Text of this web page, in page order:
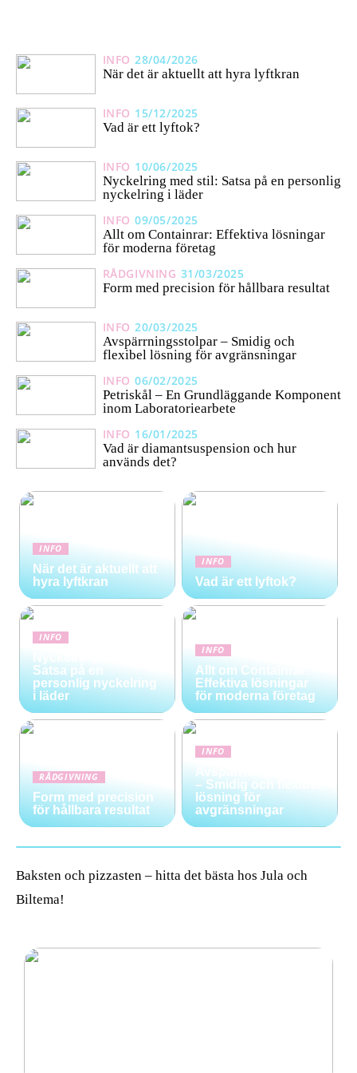
INFO 28/04/2026
När det är aktuellt att hyra lyftkran
INFO 15/12/2025
Vad är ett lyftok?
INFO 10/06/2025
Nyckelring med stil: Satsa på en personlig
nyckelring i läder
INFO 09/05/2025
Allt om Containrar: Effektiva lösningar
för moderna företag
RÅDGIVNING 31/03/2025
Form med precision för hållbara resultat
INFO 20/03/2025
Avspärrningsstolpar – Smidig och
flexibel lösning för avgränsningar
INFO 06/02/2025
Petriskål – En Grundläggande Komponent
inom Laboratoriearbete
INFO 16/01/2025
Vad är diamantsuspension och hur
används det?
INFO
När det är aktuellt att
hyra lyftkran
INFO
Vad är ett lyftok?
INFO
Nyckelring med stil:
Satsa på en
personlig nyckelring
i läder
INFO
Allt om Containrar:
Effektiva lösningar
för moderna företag
RÅDGIVNING
Form med precision
för hållbara resultat
INFO
Avspärrningsstolpar
– Smidig och flexibel
lösning för
avgränsningar
Baksten och pizzasten – hitta det bästa hos Jula och
Biltema!